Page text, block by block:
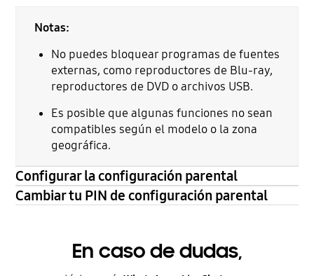
Notas:
No puedes bloquear programas de fuentes
externas, como reproductores de Blu-ray,
reproductores de DVD o archivos USB.
Es posible que algunas funciones no sean
compatibles según el modelo o la zona
geográfica.
Configurar la configuración parental
Cambiar tu PIN de configuración parental
En caso de dudas,